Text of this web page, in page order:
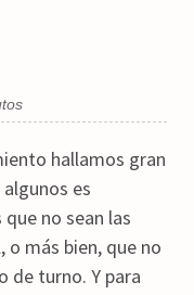
hallamos gran
es
no sean las
o más bien, que no
de turno. Y para